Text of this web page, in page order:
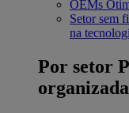
OEMs
Setor sem
na
Por setor